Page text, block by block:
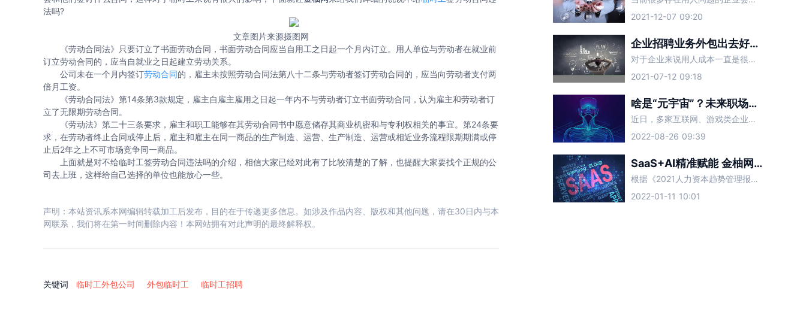
法吗?
文章图片来源摄图网
《劳动合同法》只要订立了书面劳动合同，书面劳动合同应当自用工之日起一个月内订立。用人单位与劳动者在就业前
订立劳动合同的，应当自就业之日起建立劳动关系。
公司未在一个月内签订劳动合同的，雇主未按照劳动合同法第八十二条与劳动者签订劳动合同的，应当向劳动者支付两
倍月工资。
《劳动合同法》第14条第3款规定，雇主自雇主雇用之日起一年内不与劳动者订立书面劳动合同，认为雇主和劳动者订
立了无限期劳动合同。
《劳动法》第二十三条要求，雇主和职工能够在其劳动合同书中愿意储存其商业机密和与专利权相关的事宜。第24条要
求，在劳动者终止合同或停止后，雇主和雇主在同一商品的生产制造、运营、生产制造、运营或相近业务流程限期期满或停
止后2年之上不可市场竞争同一商品。
上面就是对不给临时工签劳动合同违法吗的介绍，相信大家已经对此有了比较清楚的了解，也提醒大家要找个正规的公
司去上班，这样给自己选择的单位也能放心一些。
声明：本站资讯系本网编辑转载加工后发布，目的在于传递更多信息。如涉及作品内容、版权和其他问题，请在30日内与本
网联系，我们将在第一时间删除内容！本网站拥有对此声明的最终解释权。
关键词 临时工外包公司 外包临时工 临时工招聘
2021-12-07 09:20
企业招聘业务外包出去好吗？
对于企业来说用人成本一直是很难解决的问题，如果单独找人来做招聘业务可以说是费时费力，因此大多数企业会直接找第三方人力资源公司合作，这就是我们所说的招聘业务外包服务，这样就会有企业担心靠不靠谱，下面让金
2021-07-12 09:18
啥是“元宇宙”？未来职场新的智能招聘趋势？
近日，多家互联网、游戏类企业透露，计划在近期扩大元宇宙人才招聘规模。薪资方面，业内人士称，普遍应届生的年薪能达到40万-50万元左右，10年经验的资深工程师年薪约为100万-200万元。在大厂屡屡
2022-08-26 09:39
SaaS+AI精准赋能 金柚网助力企业全面提高招聘效率
根据《2021人力资本趋势管理报告》显示，以大数据为核心要素的数字力量正在成为企业人力资源管理的底层支撑，且各种新形态产品层出不穷
2022-01-11 10:01